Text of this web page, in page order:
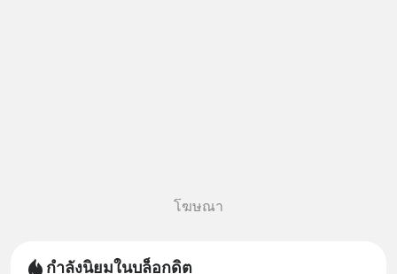
โฆษณา
กำลังนิยมในบล็อกดิต